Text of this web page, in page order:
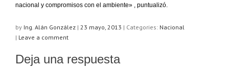
nacional y compromisos con el ambiente» , puntualizó.
by Ing. Alán González | 23 mayo, 2013 | Categories: Nacional
| Leave a comment
Deja una respuesta